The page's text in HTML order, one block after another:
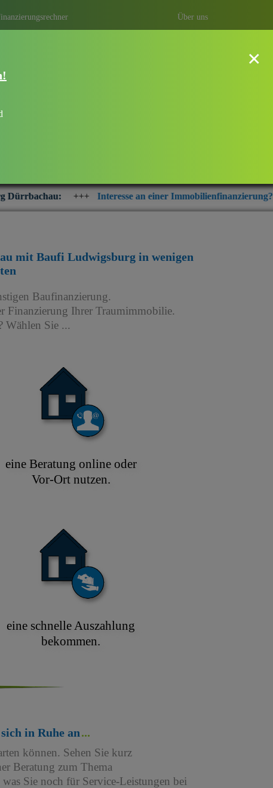
Über uns
in Würzburg
ganz einfach. Durch eine
Baufinanzierung erhalten.
günstige Finanzierung abschließen
Interesse an einer Immobilienfinanzierung? Prüfen Sie jetzt
×
mit Baufi Ludwigsburgin wenigen
Baufinanzierung.
Finanzierung Ihrer Traumimmobilie.
Wählen Sie ...
eine Beratung online oder
Vor-Ort nutzen.
eine schnelle Auszahlung
bekommen.
in Ruhe an
können. Sehen Sie kurz
Beratung zum Thema
Sie noch für Service-Leistungen bei